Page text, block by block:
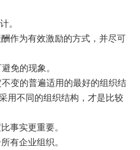
。
作为有效激励的方式，并尽可
免的现象。
变的普遍适用的最好的组织结
用不同的组织结构，才是比较
事实更重要。
有企业组织。